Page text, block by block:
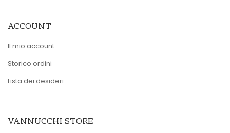
ACCOUNT
Il mio account
Storico ordini
Lista dei desideri
VANNUCCHI STORE